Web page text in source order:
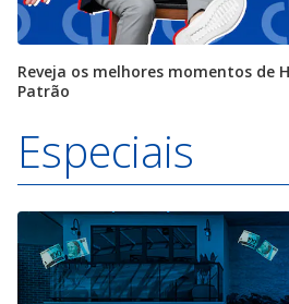
Reveja os melhores momentos de
Patrão
Especiais